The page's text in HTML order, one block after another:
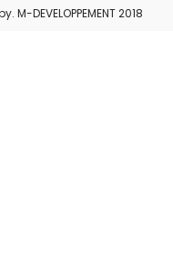
M-DEVELOPPEMENT 2018